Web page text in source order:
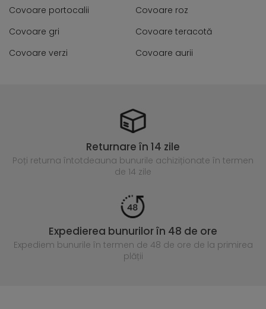
Covoare portocalii
Covoare roz
Covoare gri
Covoare teracotă
Covoare verzi
Covoare aurii
Returnare în 14 zile
Poți returna întotdeauna bunurile achiziționate în termen
de 14 zile
Expedierea bunurilor în 48 de ore
Expediem bunurile în termen de 48 de ore de la primirea
plății